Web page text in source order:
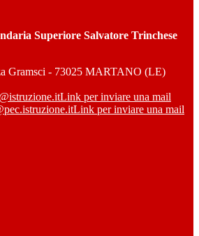
Superiore Salvatore Trinchese
Gramsci - 73025 MARTANO (LE)
Link per inviare una mail
Link per inviare una mail